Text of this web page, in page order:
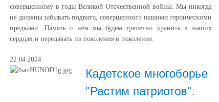
совершенному в годы Великой Отечественной войны. Мы никогда
не должны забывать подвига, совершенного нашими героическими
предками. Память о нём мы будем трепетно хранить в наших
сердцах и передавать из поколения в поколение.
22.04.2024
Кадетское многоборье
"Растим патриотов".